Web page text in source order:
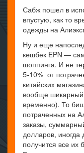
Сабж пошел в
впустую, как то
одежды на
Ну и еще
кешбек EPN —
шоппинга. И не
5-10% от
китайских
вообще шикарный
временно). То
потраченных на
заказы,
долларов,
получится все их